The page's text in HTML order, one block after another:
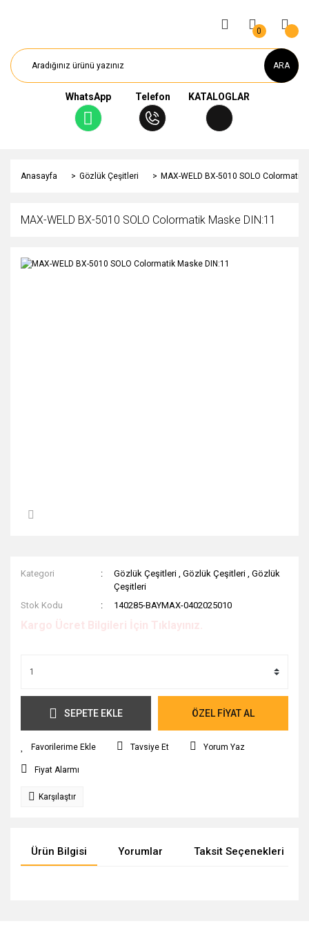
ARA
WhatsApp Telefon KATALOGLAR
0
Anasayfa Gözlük Çeşitleri MAX-WELD BX-5010 SOLO Colormatik
MAX-WELD BX-5010 SOLO Colormatik Maske DIN:11
Kategori Gözlük Çeşitleri ,Gözlük Çeşitleri ,Gözlük
Çeşitleri
Stok Kodu
140285-BAYMAX-0402025010
Kargo Ücret Bilgileri İçin Tıklayınız.
SEPETE EKLE ÖZEL FİYAT AL
Tavsiye Et Yorum Yaz
Fiyat Alarmı
Karşılaştır
Ürün Bilgisi Yorumlar Taksit Seçenekleri